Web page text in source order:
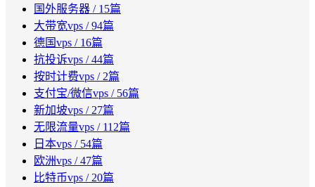
国外服务器 / 15篇
大带宽vps / 94篇
德国vps / 16篇
抗投诉vps / 44篇
按时计费vps / 2篇
支付宝/微信vps / 56篇
新加坡vps / 27篇
无限流量vps / 112篇
日本vps / 54篇
欧洲vps / 47篇
比特币vps / 20篇